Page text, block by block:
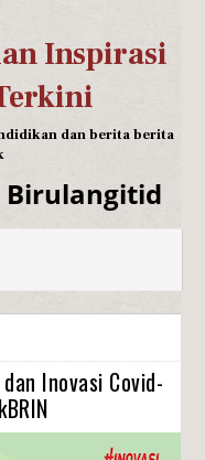
Inspirasi
dan berita berita
Birulangitid
Inovasi Covid-